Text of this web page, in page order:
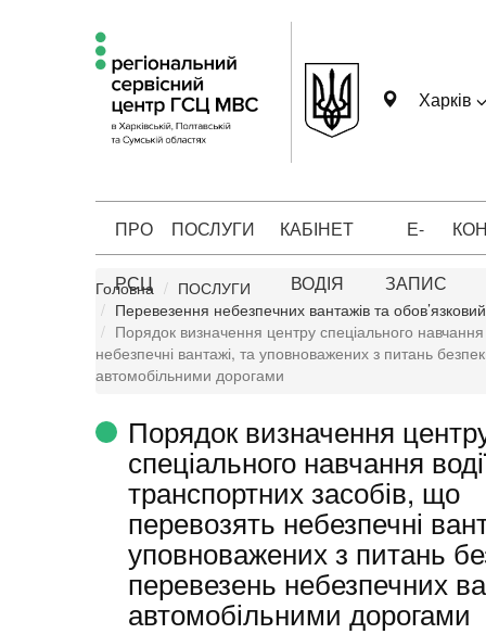
Харків
ПРО
РСЦ
ПОСЛУГИ КАБІНЕТ
ВОДІЯ
Е-
ЗАПИС
Головна
ПОСЛУГИ
Перевезення небезпечних вантажів та
Порядок визначення центру спеціального
небезпечні вантажі, та уповноважених з питань
автомобільними дорогами
Порядок визначення
спеціального навчання
транспортних засобів, що
перевозять небезпечні
уповноважених з питань
перевезень небезпечних
автомобільними дорогами